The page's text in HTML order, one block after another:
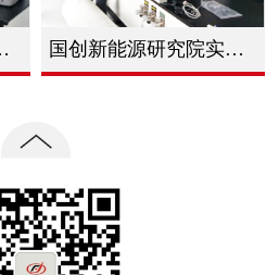
体搬迁 国创新能源研究院实验室仪器整体搬迁